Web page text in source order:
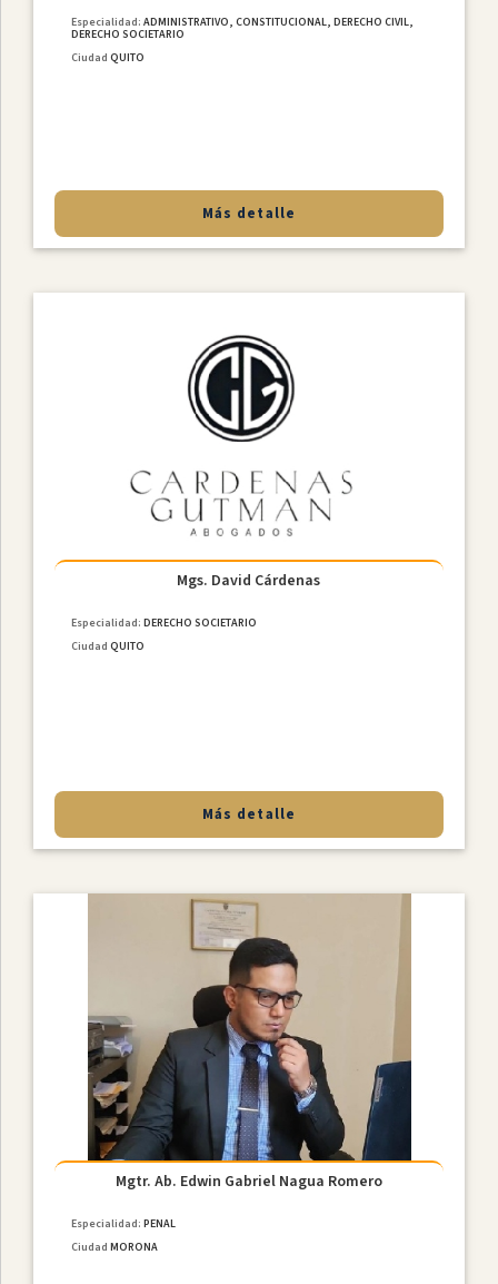
Especialidad:ADMINISTRATIVO, CONSTITUCIONAL, DERECHO CIVIL,
DERECHO SOCIETARIO
Ciudad QUITO
Más detalle
Mgs. David Cárdenas
Especialidad:DERECHO SOCIETARIO
Ciudad QUITO
Más detalle
Mgtr. Ab. Edwin Gabriel Nagua Romero
Especialidad:PENAL
Ciudad MORONA